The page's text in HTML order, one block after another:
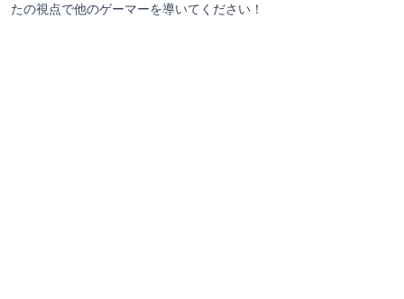
たの視点で他のゲーマーを導いてください！